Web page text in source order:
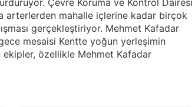
Çevre Koruma ve Kontrol Dairesi
arterlerden mahalle içlerine kadar birçok
gerçekleştiriyor. Mehmet Kafadar
mesaisi Kentte yoğun yerleşimin
ekipler, özellikle Mehmet Kafadar